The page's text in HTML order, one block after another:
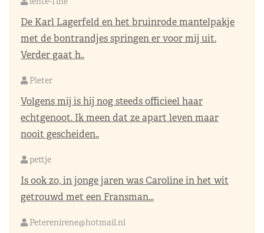
De Karl Lagerfeld en het bruinrode mantelpakje
met de bontrandjes springen er voor mij uit.
Verder gaat h..
Pieter
Volgens mij is hij nog steeds officieel haar
echtgenoot. Ik meen dat ze apart leven maar
nooit gescheiden..
pettje
Is ook zo, in jonge jaren was Caroline in het wit
getrouwd met een Fransman...
Peterenirene@hotmail.nl